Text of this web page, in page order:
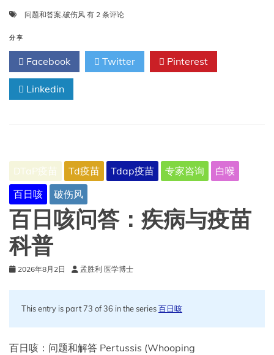
问题和答案,破伤风 破
问
和
有 2 条评论
分享
Facebook Twitter Pinterest
Linkedin
DTaP疫苗 Td疫苗 Tdap疫苗 专家咨询
白喉
百日咳
破伤风
百日咳问答：疾病与疫苗
科普
2026年8月2日 孟胜利 医学博士
This entry is part 73 of 36 in the series百日咳
百日咳：问题和解答 Pertussis (Whooping